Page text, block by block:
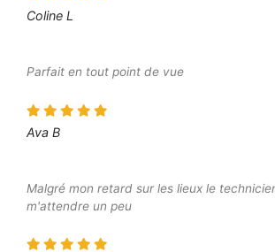
Coline L
Parfait en tout point de vue
Ava B
Malgré mon retard sur les lieux le
m'attendre un peu